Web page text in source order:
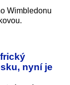
Wimbledonu
nyní je